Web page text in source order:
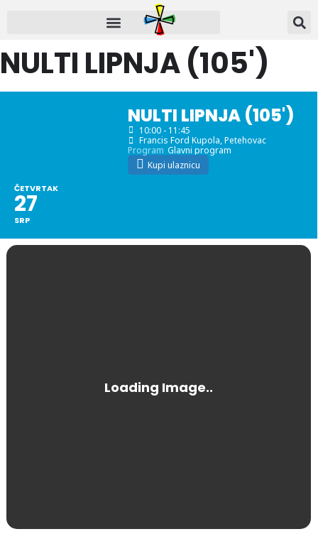
NULTI LIPNJA (105')
ČETVRTAK
27
SRP
NULTI LIPNJA (105')
10:00 - 11:45
Francis Ford Kupola, Petehovac
Program Glavni program
Kupi ulaznicu